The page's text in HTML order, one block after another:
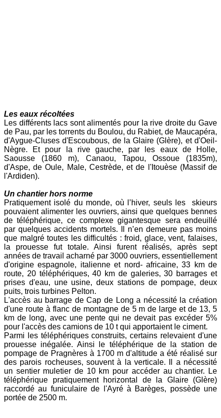
Les eaux récoltées
Les différents lacs sont alimentés pour la rive droite du Gave
de Pau, par les torrents du Boulou, du Rabiet, de Maucapéra,
d'Aygue-Cluses d'Escoubous, de la Glaire (Glère), et d'Oeil-
Nègre. Et pour la rive gauche, par les eaux de Holle,
Saousse (1860 m), Canaou, Tapou, Ossoue (1835m),
d'Aspe, de Oule, Male, Cestrède, et de l'Itouèse (Massif de
l'Ardiden).
Un chantier hors norme
Pratiquement isolé du monde, où l’hiver, seuls les skieurs
pouvaient alimenter les ouvriers, ainsi que quelques bennes
de téléphérique, ce complexe gigantesque sera endeuillé
par quelques accidents mortels. Il n’en demeure pas moins
que malgré toutes les difficultés : froid, glace, vent, falaises,
la prouesse fut totale. Ainsi furent réalisés, après sept
années de travail acharné par 3000 ouvriers, essentiellement
d'origine espagnole, italienne et nord- africaine, 33 km de
route, 20 téléphériques, 40 km de galeries, 30 barrages et
prises d'eau, une usine, deux stations de pompage, deux
puits, trois turbines Pelton.
L'accès au barrage de Cap de Long a nécessité la création
d'une route à flanc de montagne de 5 m de large et de 13, 5
km de long, avec une pente qui ne devait pas excéder 5%
pour l'accès des camions de 10 t qui apportaient le ciment.
Parmi les téléphériques construits, certains relevaient d'une
prouesse inégalée. Ainsi le téléphérique de la station de
pompage de Pragnères à 1700 m d'altitude a été réalisé sur
des parois rocheuses, souvent à la verticale. Il a nécessité
un sentier muletier de 10 km pour accéder au chantier. Le
téléphérique pratiquement horizontal de la Glaire (Glère)
raccordé au funiculaire de l'Ayré à Barèges, possède une
portée de 2500 m.